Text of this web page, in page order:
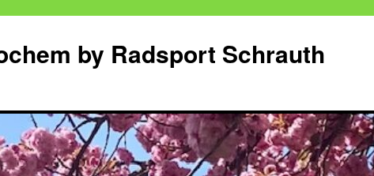
by Radsport Schrauth